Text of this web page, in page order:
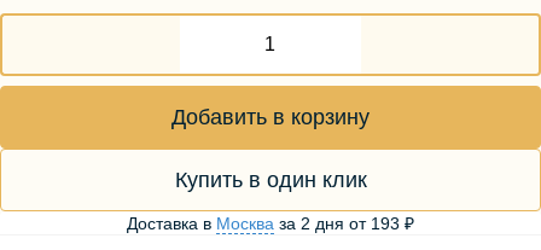
Добавить в корзину
Купить в один клик
Доставка в Москва за 2 дня от 193 ₽